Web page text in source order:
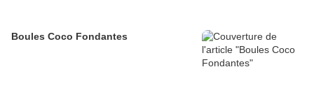
Boules Coco Fondantes